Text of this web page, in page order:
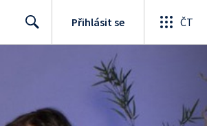
Přihlásit se ČT